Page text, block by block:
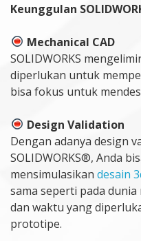
Keunggulan
Mechanical CAD
SOLIDWORKS
diperlukan untuk
bisa fokus untuk
Design Validation
Dengan adanya design
SOLIDWORKS®, Anda
mensimulasikan desain
sama seperti pada
dan waktu yang
prototipe.